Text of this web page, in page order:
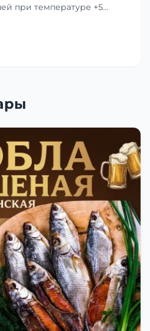
при температуре +5…